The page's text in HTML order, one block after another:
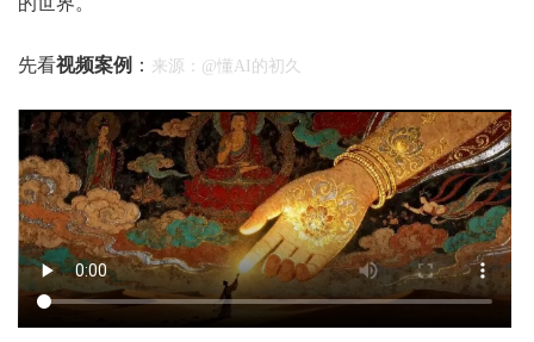
先看视频案例 ： 来源：@懂AI的初久